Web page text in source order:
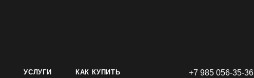
УСЛУГИ КАК КУПИТЬ +7 985 056-35-36